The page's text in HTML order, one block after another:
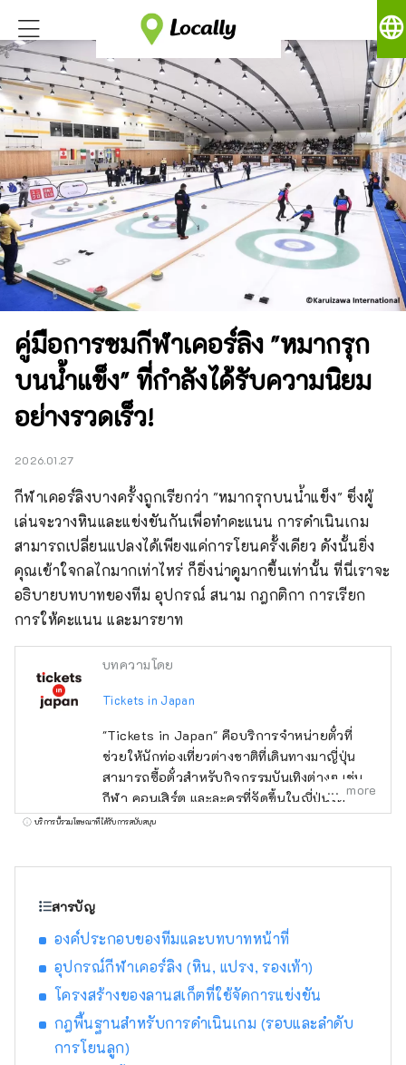
language
คู่มือการชมกีฬาเคอร์ลิง "หมากรุก
บนน้ำแข็ง" ที่กำลังได้รับความนิยม
อย่างรวดเร็ว!
2026.01.27
กีฬาเคอร์ลิงบางครั้งถูกเรียกว่า "หมากรุกบนน้ำแข็ง" ซึ่งผู้
เล่นจะวางหินและแข่งขันกันเพื่อทำคะแนน การดำเนินเกม
สามารถเปลี่ยนแปลงได้เพียงแค่การโยนครั้งเดียว ดังนั้นยิ่ง
คุณเข้าใจกลไกมากเท่าไหร่ ก็ยิ่งน่าดูมากขึ้นเท่านั้น ที่นี่เราจะ
อธิบายบทบาทของทีม อุปกรณ์ สนาม กฎกติกา การเรียก
การให้คะแนน และมารยาท
บทความโดย
Tickets in Japan
"Tickets in Japan" คือบริการจำหน่ายตั๋วที่
ช่วยให้นักท่องเที่ยวต่างชาติที่เดินทางมาญี่ปุ่น
สามารถซื้อตั๋วสำหรับกิจกรรมบันเทิงต่างๆ เช่น
กีฬา คอนเสิร์ต และละครที่จัดขึ้นในญี่ปุ่นได้more
บริการนี้รวมโฆษณาที่ได้รับการสนับสนุน
สารบัญ
องค์ประกอบของทีมและบทบาทหน้าที่
อุปกรณ์กีฬาเคอร์ลิง (หิน, แปรง, รองเท้า)
โครงสร้างของลานสเก็ตที่ใช้จัดการแข่งขัน
กฎพื้นฐานสำหรับการดำเนินเกม (รอบและลำดับ
การโยนลูก)